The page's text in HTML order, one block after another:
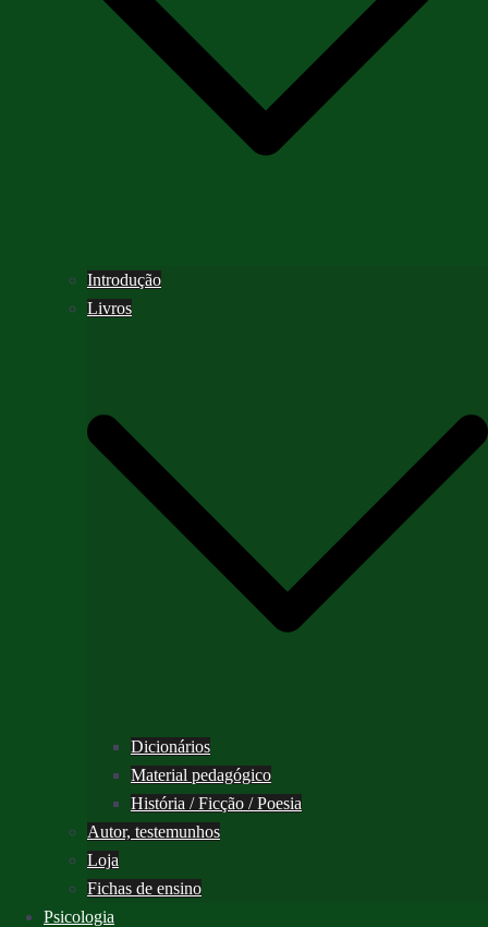
Introdução
Livros
Dicionários
Material pedagógico
História / Ficção / Poesia
Autor, testemunhos
Loja
Fichas de ensino
Psicologia